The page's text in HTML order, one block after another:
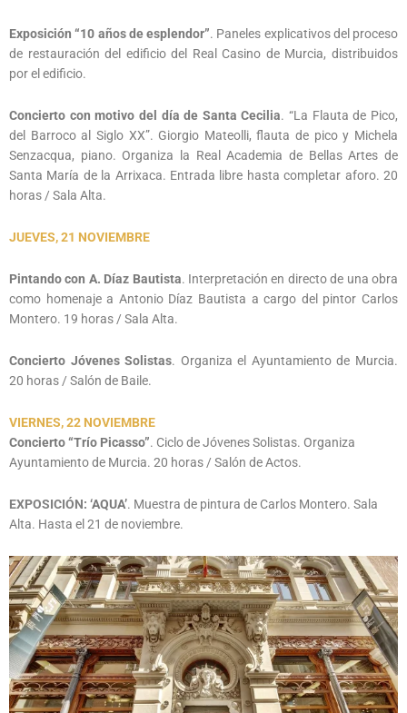
Exposición “10 años de esplendor”. Paneles explicativos del proceso
de restauración del edificio del Real Casino de Murcia, distribuidos
por el edificio.
Concierto con motivo del día de Santa Cecilia. “La Flauta de Pico,
del Barroco al Siglo XX”. Giorgio Mateolli, flauta de pico y Michela
Senzacqua, piano. Organiza la Real Academia de Bellas Artes de
Santa María de la Arrixaca. Entrada libre hasta completar aforo. 20
horas / Sala Alta.
JUEVES, 21 NOVIEMBRE
Pintando con A. Díaz Bautista. Interpretación en directo de una obra
como homenaje a Antonio Díaz Bautista a cargo del pintor Carlos
Montero. 19 horas / Sala Alta.
Concierto Jóvenes Solistas. Organiza el Ayuntamiento de Murcia.
20 horas / Salón de Baile.
VIERNES, 22 NOVIEMBRE
Concierto “Trío Picasso”. Ciclo de Jóvenes Solistas. Organiza
Ayuntamiento de Murcia. 20 horas / Salón de Actos.
EXPOSICIÓN: ‘AQUA’. Muestra de pintura de Carlos Montero. Sala
Alta. Hasta el 21 de noviembre.